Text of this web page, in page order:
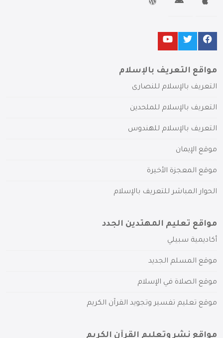
مواقع التعريف بالإسلام
التعريف بالإسلام للنصارى
التعريف بالإسلام للملحدين
التعريف بالإسلام للهندوس
موقع الإيمان
موقع المعجزة الأخيرة
الحوار المباشر للتعريف بالإسلام
مواقع تعليم المهتدين الجدد
أكاديمية سبيلي
موقع المسلم الجديد
موقع الصلاة في الإسلام
موقع تعليم تفسير وتجويد القرآن الكريم
مواقع نشر وتعليم القرآن الكريم